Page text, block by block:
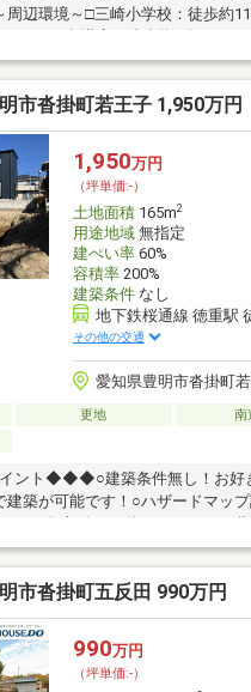
辺環境～□三崎小学校：徒歩約11
ノミヤ沓掛店：徒歩約3分□ローソ
中部保育園：徒歩約10分
市沓掛町若王子 1,950万円
1,950万円
（坪単価:-）
土地面積165m2
用途地域無指定
建ぺい率60%
容積率200%
建築条件なし
地下鉄桜通線 徳重駅
その他の交通
愛知県豊明市沓掛町
更地
南
ント◆◆◆○建築条件無し！お好
建築が可能です！○ハザードマッ
積165平米！49坪超！ 様々な建
たり良好・間口広々しています
ります！○整形地！様々な建築プラ
まで登下校用のスクールバスが
為、住環境良好です！○南側道路
す！○現地ご見学をご希望の際は
合わせください！
市沓掛町五反田 990万円
990万円
（坪単価:-）